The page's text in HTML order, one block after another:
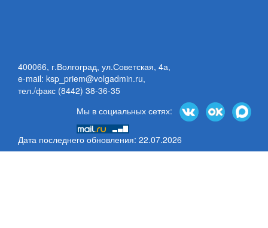
400066, г.Волгоград, ул.Советская, 4а,
e-mail: ksp_priem@volgadmin.ru,
тел./факс (8442) 38-36-35
Мы в социальных сетях:
Дата последнего обновления: 22.07.2026